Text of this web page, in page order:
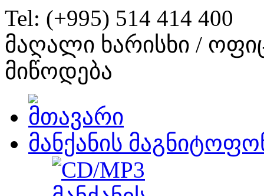
Tel: (+995) 514 414 400
მაღალი ხარისხი /
მიწოდება
მანქანის